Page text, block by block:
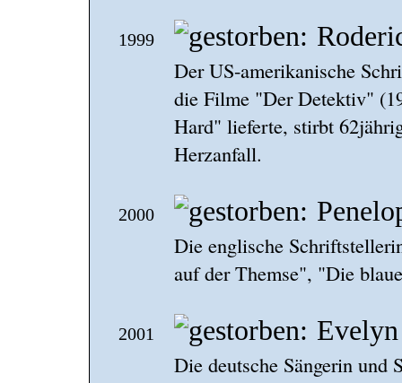
1999
Der US-amerikanische
die Filme "Der Detektiv"
Hard" lieferte, stirbt
Herzanfall.
2000
Die englische
auf der Themse", "Die
2001
Die deutsche Sängerin